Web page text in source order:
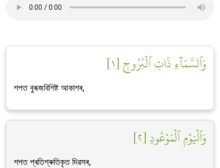
وَٱلسَّمَآءِ ذَاتِ ٱلۡبُرُوجِ [١]
শপত বুৰূজবিশিষ্ট আকাশৰ,
وَٱلۡيَوۡمِ ٱلۡمَوۡعُودِ [٢]
শপত প্ৰতিশ্ৰুতিকৃত দিৱসৰ,